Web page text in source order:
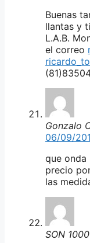
Buenas
llantas y
L.A.B.
el correo
Gonzalo
06/09/
que onda
precio
las
SON